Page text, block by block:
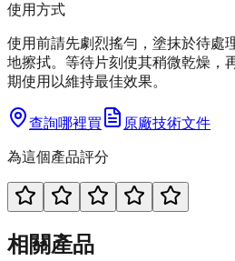
使用方式
使用前請先劇烈搖勻，塗抹於待處
地擦拭。等待片刻使其稍微乾燥，
期使用以維持最佳效果。
查詢哪裡買 原廠技術文件
為這個產品評分
相關產品